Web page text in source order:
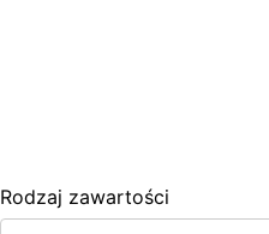
Rodzaj zawartości